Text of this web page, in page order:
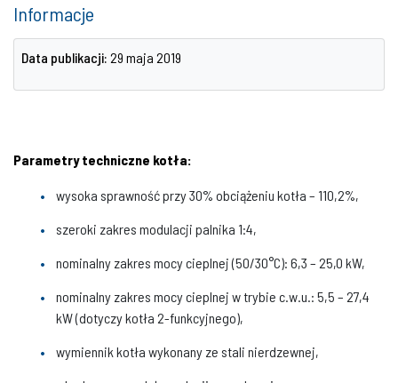
Informacje
Data publikacji: 29 maja 2019
Parametry techniczne kotła:
wysoka sprawność przy 30% obciążeniu kotła – 110,2%,
szeroki zakres modulacji palnika 1:4,
nominalny zakres mocy cieplnej (50/30°C): 6,3 – 25,0 kW,
nominalny zakres mocy cieplnej w trybie c.w.u.: 5,5 – 27,4
kW (dotyczy kotła 2-funkcyjnego),
wymiennik kotła wykonany ze stali nierdzewnej,